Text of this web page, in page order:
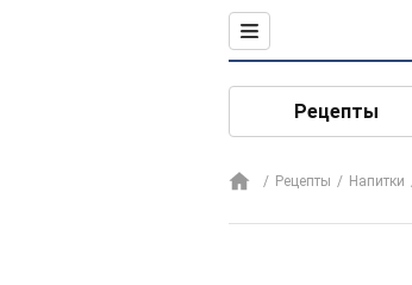
Рецепты
Рецепты Напитки